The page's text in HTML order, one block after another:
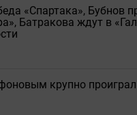
«Спартака», Бубнов
Батракова ждут в
крупно проиграл